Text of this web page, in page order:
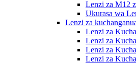
Lenzi za M12
Ukurasa wa
Lenzi za
Lenzi za
Lenzi za
Lenzi za
Lenzi za